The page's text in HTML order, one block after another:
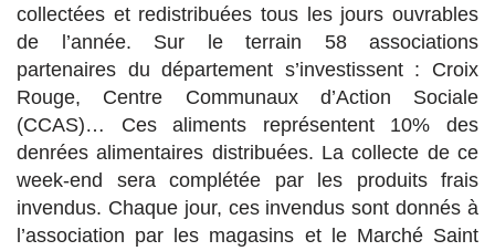
collectées et redistribuées tous les jours ouvrables
de l’année. Sur le terrain 58 associations
partenaires du département s’investissent : Croix
Rouge, Centre Communaux d’Action Sociale
(CCAS)… Ces aliments représentent 10% des
denrées alimentaires distribuées. La collecte de ce
week-end sera complétée par les produits frais
invendus. Chaque jour, ces invendus sont donnés à
l’association par les magasins et le Marché Saint